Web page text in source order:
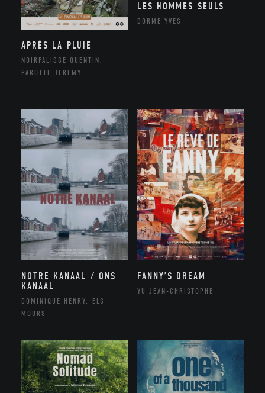
APRÈS LA PLUIE
NOIRFALISSE QUENTIN,
PAROTTE JEREMY
LES HOMMES SEULS
DORME YVES
NOTRE KANAAL / ONS
KANAAL
DOMINIQUE HENRY, ELS
MOORS
FANNY’S DREAM
YU JEAN-CHRISTOPHE